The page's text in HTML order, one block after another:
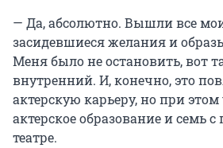
— Да, абсолютно. Вышли все
засидевшиеся желания и
Меня было не остановить, вот
внутренний. И, конечно, это
актерскую карьеру, но при
актерское образование и семь
театре.